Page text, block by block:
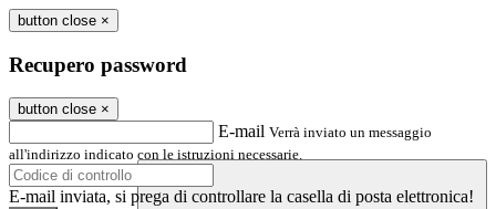
button close ×
Recupero password
button close ×
E-mail Verrà inviato un messaggio
all'indirizzo indicato con le istruzioni necessarie.
E-mail inviata, si prega di controllare la casella di posta elettronica!